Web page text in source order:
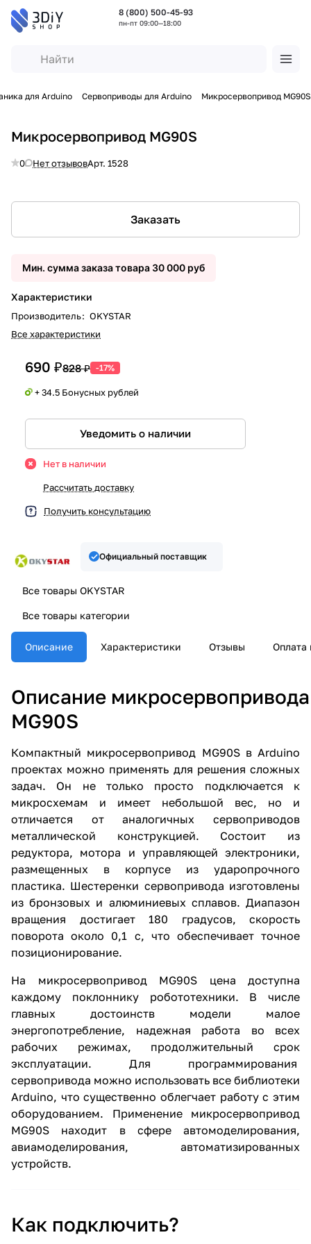
8 (800) 500-45-93
пн-пт 09:00—18:00
для Arduino Сервоприводы для Arduino Микросервопривод MG90S
Микросервопривод MG90S
0 Нет отзывовАрт. 1528
Заказать
Мин. сумма заказа товара 30 000 руб
Характеристики
Производитель: OKYSTAR
Все характеристики
690 ₽828 ₽ -17%
+ 34.5 Бонусных рублей
Уведомить о наличии
Нет в наличии
Рассчитать доставку
Получить консультацию
Официальный поставщик
Все товары OKYSTAR
Все товары категории
Описание Характеристики Отзывы Оплата
Описание микросервопривода
MG90S
Компактный микросервопривод MG90S в Arduino
проектах можно применять для решения сложных
задач. Он не только просто подключается к
микросхемам и имеет небольшой вес, но и
отличается от аналогичных сервоприводов
металлической конструкцией. Состоит из
редуктора, мотора и управляющей электроники,
размещенных в корпусе из ударопрочного
пластика. Шестеренки сервопривода изготовлены
из бронзовых и алюминиевых сплавов. Диапазон
вращения достигает 180 градусов, скорость
поворота около 0,1 с, что обеспечивает точное
позиционирование.
На микросервопривод MG90S цена доступна
каждому поклоннику робототехники. В числе
главных достоинств модели малое
энергопотребление, надежная работа во всех
рабочих режимах, продолжительный срок
эксплуатации. Для программирования
сервопривода можно использовать все библиотеки
Arduino, что существенно облегчает работу с этим
оборудованием. Применение микросервопривод
MG90S находит в сфере автомоделирования,
авиамоделирования, автоматизированных
устройств.
Как подключить?